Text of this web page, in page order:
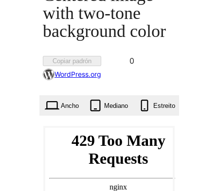
with two-tone
background color
Copiar padrón
Favorito
0
WordPress.org
Ancho Mediano Estreito